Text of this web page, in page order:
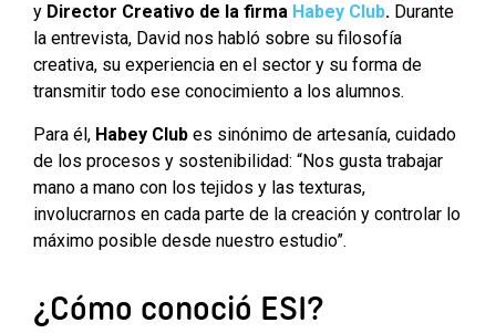
y Director Creativo de la firma Habey Club. Durante
la entrevista, David nos habló sobre su filosofía
creativa, su experiencia en el sector y su forma de
transmitir todo ese conocimiento a los alumnos.
Para él, Habey Club es sinónimo de artesanía, cuidado
de los procesos y sostenibilidad: “Nos gusta trabajar
mano a mano con los tejidos y las texturas,
involucrarnos en cada parte de la creación y controlar lo
máximo posible desde nuestro estudio”.
¿Cómo conoció ESI?